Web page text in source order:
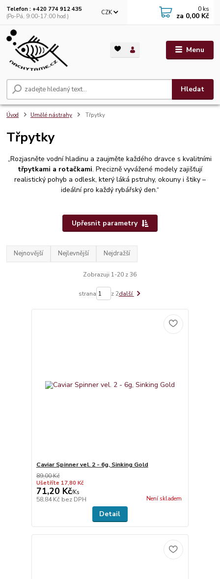
Menu
CZK
Hledat
Telefon : +420 774 912 435
(Po-Pá, 9:00-17:00 hod.)
0 ks
za 0,00 Kč
Úvod Umělé nástrahy Třpytky
Třpytky
„Rozjasněte vodní hladinu a zaujměte každého dravce s kvalitními
třpytkami a rotačkami. Precizně vyvážené modely zajišťují
realistický pohyb a odlesk, který láká pstruhy, okouny i štiky –
ideální pro každý rybářský den.“
Upřesnit parametry
Nejnovější Nejlevnější Nejdražší
Zobrazuji 1-20 z 36
strana z 2další
Caviar Spinner vel. 2 - 6g, Sinking Gold
89,00 Kč
Ušetříte 17,80 Kč
71,20 Kč/Ks
58,84 Kč bez DPH Není skladem
Detail